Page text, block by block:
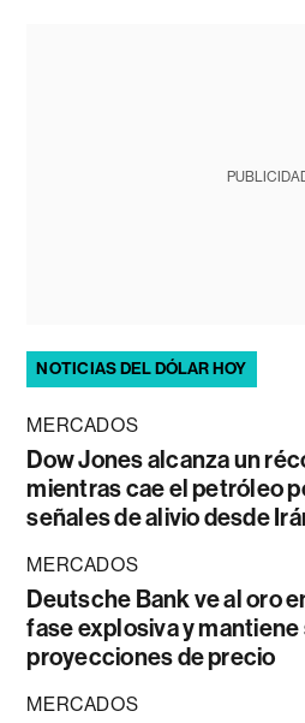
NOTICIAS DEL DÓLAR HOY
MERCADOS
Dow Jones alcanza un
mientras cae el petróleo
señales de alivio desde
MERCADOS
Deutsche Bank ve al oro
fase explosiva y mantiene
proyecciones de precio
MERCADOS